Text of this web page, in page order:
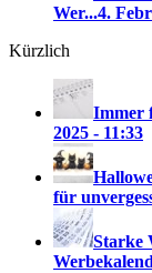
Wer...4.
Kürzlich
Immer
2025 - 11:33
für
Starke